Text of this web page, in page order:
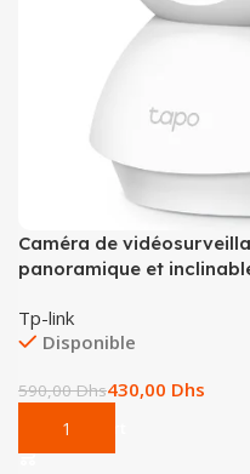
Caméra de
panoramique et
Tp-link
Disponible
590,00Dhs430,00 Dhs
Add To Cart